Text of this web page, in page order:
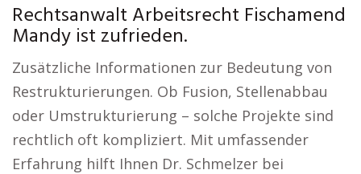
Rechtsanwalt Arbeitsrecht Fischamend
Mandy ist zufrieden.
Zusätzliche Informationen zur Bedeutung von
Restrukturierungen. Ob Fusion, Stellenabbau
oder Umstrukturierung – solche Projekte sind
rechtlich oft kompliziert. Mit umfassender
Erfahrung hilft Ihnen Dr. Schmelzer bei